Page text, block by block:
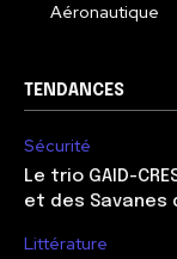
Aéronautique
TENDANCES
Sécurité
Le trio GAID-
et des
Littérature